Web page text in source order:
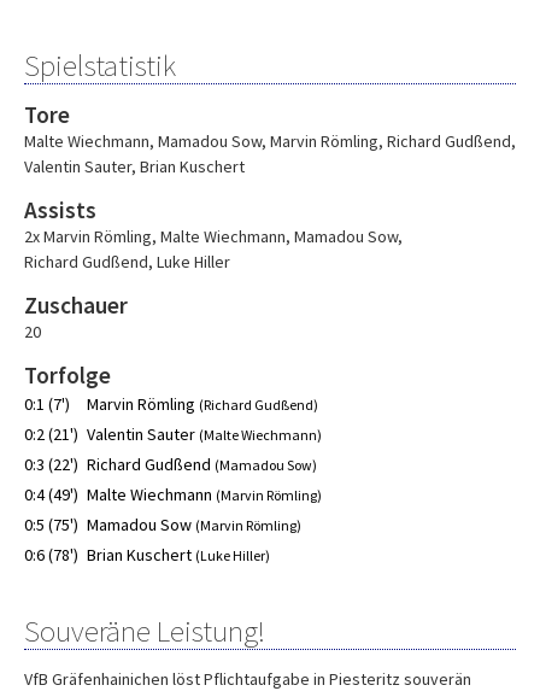
Spielstatistik
Tore
Malte Wiechmann, Mamadou Sow, Marvin Römling, Richard Gudßend,
Valentin Sauter, Brian Kuschert
Assists
2x Marvin Römling, Malte Wiechmann, Mamadou Sow,
Richard Gudßend, Luke Hiller
Zuschauer
20
Torfolge
0:1 (7') Marvin Römling (Richard Gudßend)
0:2 (21') Valentin Sauter (Malte Wiechmann)
0:3 (22') Richard Gudßend (Mamadou Sow)
0:4 (49') Malte Wiechmann (Marvin Römling)
0:5 (75') Mamadou Sow (Marvin Römling)
0:6 (78') Brian Kuschert (Luke Hiller)
Souveräne Leistung!
VfB Gräfenhainichen löst Pflichtaufgabe in Piesteritz souverän